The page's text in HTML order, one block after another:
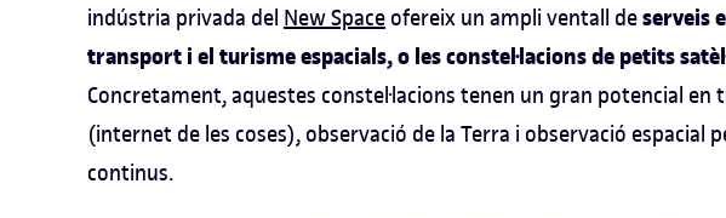
indústria privada del New Space ofereix un ampli ventall deserveis
transport i el turisme espacials, o les constel·lacions de petits
Concretament, aquestes constel·lacions tenen un gran potencial
(internet de les coses), observació de la Terra i observació espacial
continus.